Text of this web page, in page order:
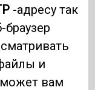
-адресу так
браузер
и
вам